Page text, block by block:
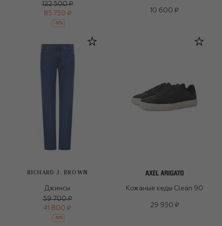
122 500 ₽
85 750 ₽
-30%
10 600 ₽
RICHARD J. BROWN
Джинсы
59 700 ₽
41 800 ₽
-30%
Кожаные кеды Clean 90
29 950 ₽